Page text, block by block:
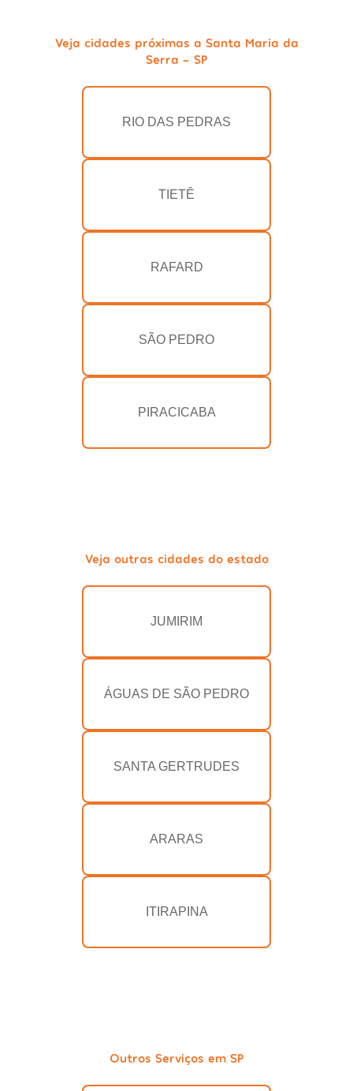
Veja cidades próximas a Santa Maria da
Serra - SP
RIO DAS PEDRAS
TIETÊ
RAFARD
SÃO PEDRO
PIRACICABA
Veja outras cidades do estado
JUMIRIM
ÁGUAS DE SÃO PEDRO
SANTA GERTRUDES
ARARAS
ITIRAPINA
Outros Serviços em SP